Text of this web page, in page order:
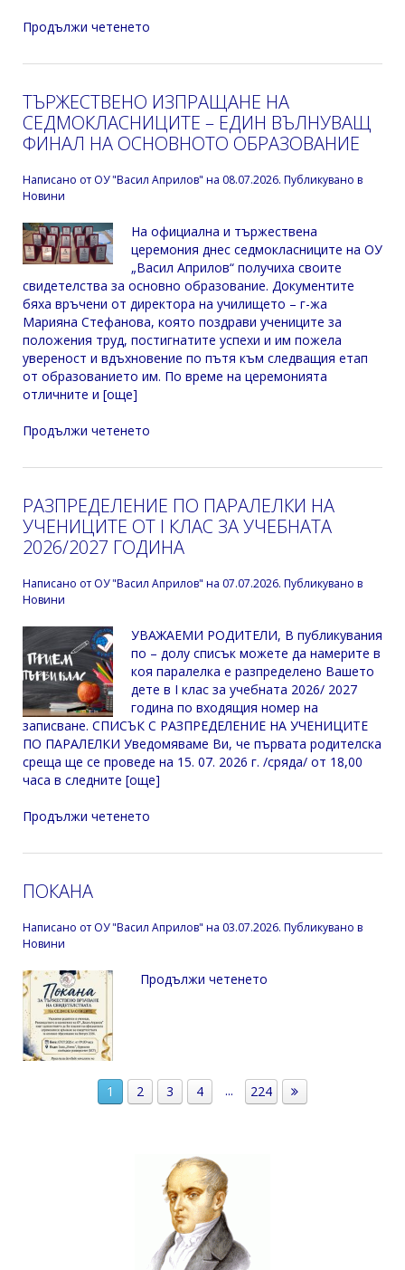
Продължи четенето
ТЪРЖЕСТВЕНО ИЗПРАЩАНЕ НА
СЕДМОКЛАСНИЦИТЕ – ЕДИН ВЪЛНУВАЩ
ФИНАЛ НА ОСНОВНОТО ОБРАЗОВАНИЕ
Написано от ОУ "Васил Априлов" на 08.07.2026. Публикувано в
Новини
На официална и тържествена
церемония днес седмокласниците на ОУ
„Васил Априлов“ получиха своите
свидетелства за основно образование. Документите
бяха връчени от директора на училището – г-жа
Марияна Стефанова, която поздрави учениците за
положения труд, постигнатите успехи и им пожела
увереност и вдъхновение по пътя към следващия етап
от образованието им. По време на церемонията
отличните и [още]
Продължи четенето
РАЗПРЕДЕЛЕНИЕ ПО ПАРАЛЕЛКИ НА
УЧЕНИЦИТЕ ОТ I КЛАС ЗА УЧЕБНАТА
2026/2027 ГОДИНА
Написано от ОУ "Васил Априлов" на 07.07.2026. Публикувано в
Новини
УВАЖАЕМИ РОДИТЕЛИ, В публикувания
по – долу списък можете да намерите в
коя паралелка е разпределено Вашето
дете в I клас за учебната 2026/ 2027
година по входящия номер на
записване. СПИСЪК С РАЗПРЕДЕЛЕНИЕ НА УЧЕНИЦИТЕ
ПО ПАРАЛЕЛКИ Уведомяваме Ви, че първата родителска
среща ще се проведе на 15. 07. 2026 г. /сряда/ от 18,00
часа в следните [още]
Продължи четенето
ПОКАНА
Написано от ОУ "Васил Априлов" на 03.07.2026. Публикувано в
Новини
Продължи четенето
1 2 3 4 ... 224